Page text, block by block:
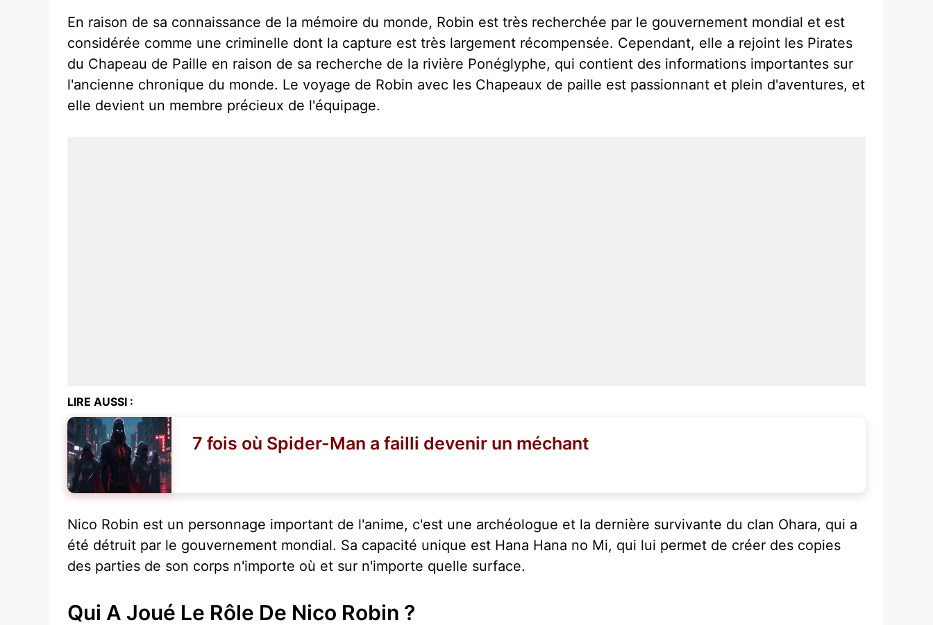
En raison de sa connaissance de la mémoire du monde, Robin est très recherchée par le gouvernement mondial et est
considérée comme une criminelle dont la capture est très largement récompensée. Cependant, elle a rejoint les Pirates
du Chapeau de Paille en raison de sa recherche de la rivière Ponéglyphe, qui contient des informations importantes sur
l'ancienne chronique du monde. Le voyage de Robin avec les Chapeaux de paille est passionnant et plein d'aventures, et
elle devient un membre précieux de l'équipage.
LIRE AUSSI :
7 fois où Spider-Man a failli devenir un méchant
Nico Robin est un personnage important de l'anime, c'est une archéologue et la dernière survivante du clan Ohara, qui a
été détruit par le gouvernement mondial. Sa capacité unique est Hana Hana no Mi, qui lui permet de créer des copies
des parties de son corps n'importe où et sur n'importe quelle surface.
Qui A Joué Le Rôle De Nico Robin ?